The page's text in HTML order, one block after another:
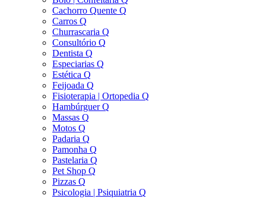
Cachorro Quente Q
Carros Q
Churrascaria Q
Consultório Q
Dentista Q
Especiarias Q
Estética Q
Feijoada Q
Fisioterapia | Ortopedia Q
Hambúrguer Q
Massas Q
Motos Q
Padaria Q
Pamonha Q
Pastelaria Q
Pet Shop Q
Pizzas Q
Psicologia | Psiquiatria Q